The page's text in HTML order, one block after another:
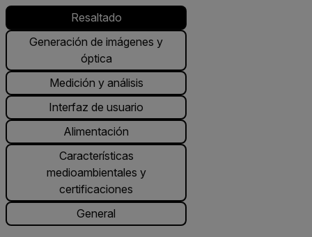
Resaltado
Generación de imágenes y
óptica
Medición y análisis
Interfaz de usuario
Alimentación
Características
medioambientales y
certificaciones
General